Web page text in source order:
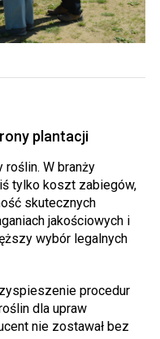
plantacji
roślin. W branży
tylko koszt zabiegów,
skutecznych
jakościowych i
wybór legalnych
procedur
dla upraw
nie zostawał bez